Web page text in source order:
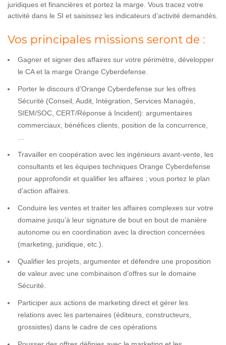
juridiques et financières et portez la marge. Vous tracez votre
activité dans le SI et saisissez les indicateurs d’activité demandés.
Vos principales missions seront de :
Gagner et signer des affaires sur votre périmètre, développer
le CA et la marge Orange Cyberdefense.
Porter le discours d’Orange Cyberdefense sur les offres
Sécurité (Conseil, Audit, Intégration, Services Managés,
SIEM/SOC, CERT/Réponse à Incident): argumentaires
commerciaux, bénéfices clients, position de la concurrence,
Travailler en coopération avec les ingénieurs avant-vente, les
consultants et les équipes techniques Orange Cyberdefense
pour approfondir et qualifier les affaires ; vous portez le plan
d’action affaires.
Conduire les ventes et traiter les affaires complexes sur votre
domaine jusqu’à leur signature de bout en bout de manière
autonome ou en coordination avec la direction concernées
(marketing, juridique, etc.).
Qualifier les projets, argumenter et défendre une proposition
de valeur avec une combinaison d’offres sur le domaine
Sécurité.
Participer aux actions de marketing direct et gérer les
relations avec les partenaires (éditeurs, constructeurs,
grossistes) dans le cadre de ces opérations